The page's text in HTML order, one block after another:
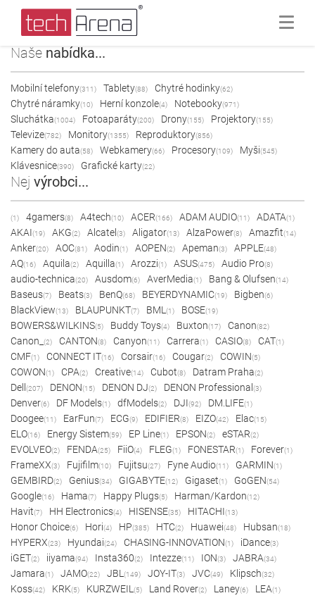
Naše nabídka...
Mobilní telefony(311) Tablety(88) Chytré hodinky(62)
Chytré náramky(10) Herní konzole(4) Notebooky(971)
Sluchátka(1004) Fotoaparáty(200) Drony(155) Projektory(155)
Televize(782) Monitory(1355) Reproduktory(856)
Kamery do auta(58) Webkamery(66) Procesory(109) Myši(545)
Klávesnice(390) Grafické karty(22)
Nej výrobci...
(1) 4gamers(8) A4tech(10) ACER(166) ADAM AUDIO(11) ADATA(1)
AKAI(19) AKG(2) Alcatel (3) Aligator(13) AlzaPower(8) Amazfit(14)
Anker(20) AOC(81) Aodin(1) AOPEN(2) Apeman(3) APPLE(48)
AQ(16) Aquila(2) Aquilla(1) Arozzi(1) ASUS(475) Audio Pro(8)
audio-technica(20) Ausdom(6) AverMedia(1) Bang & Olufsen(14)
Baseus(7) Beats(3) BenQ(68) BEYERDYNAMIC(19) Bigben(6)
BlackView(13) BLAUPUNKT(7) BML (1) BOSE(19)
BOWERS&WILKINS(5) Buddy Toys(4) Buxton(17) Canon(82)
Canon_ (2) CANTON(8) Canyon(11) Carrera(1) CASIO(8) CAT(1)
CMF(1) CONNECT IT(16) Corsair(16) Cougar(2) COWIN(5)
COWON(1) CPA(2) Creative(14) Cubot(8) Datram Praha(2)
Dell (207) DENON(15) DENON DJ(2) DENON Professional (3)
Denver(6) DF Models(1) dfModels(2) DJI(92) DM.LIFE(1)
Doogee(11) EarFun(7) ECG(9) EDIFIER(8) EIZO(42) Elac(15)
ELO(16) Energy Sistem(59) EP Line(1) EPSON(2) eSTAR(2)
EVOLVEO(2) FENDA(25) FiiO(4) FLEG(1) FONESTAR(1) Forever(1)
FrameXX(3) Fujifilm(10) Fujitsu(27) Fyne Audio(11) GARMIN(1)
GEMBIRD(2) Genius(34) GIGABYTE(12) Gigaset(1) GoGEN(54)
Google(16) Hama(7) Happy Plugs(5) Harman/Kardon(12)
Havit(7) HH Electronics(4) HISENSE(35) HITACHI(13)
Honor Choice(6) Hori(4) HP(385) HTC(2) Huawei(48) Hubsan(18)
HYPERX(23) Hyundai(24) CHASING-INNOVATION(1) iDance(3)
iGET(2) iiyama(94) Insta360(2) Intezze(11) ION(3) JABRA(34)
Jamara(1) JAMO(22) JBL (149) JOY-IT(3) JVC(49) Klipsch(32)
Koss(42) KRK(5) KURZWEIL (5) Land Rover(2) Laney(6) LEA(1)